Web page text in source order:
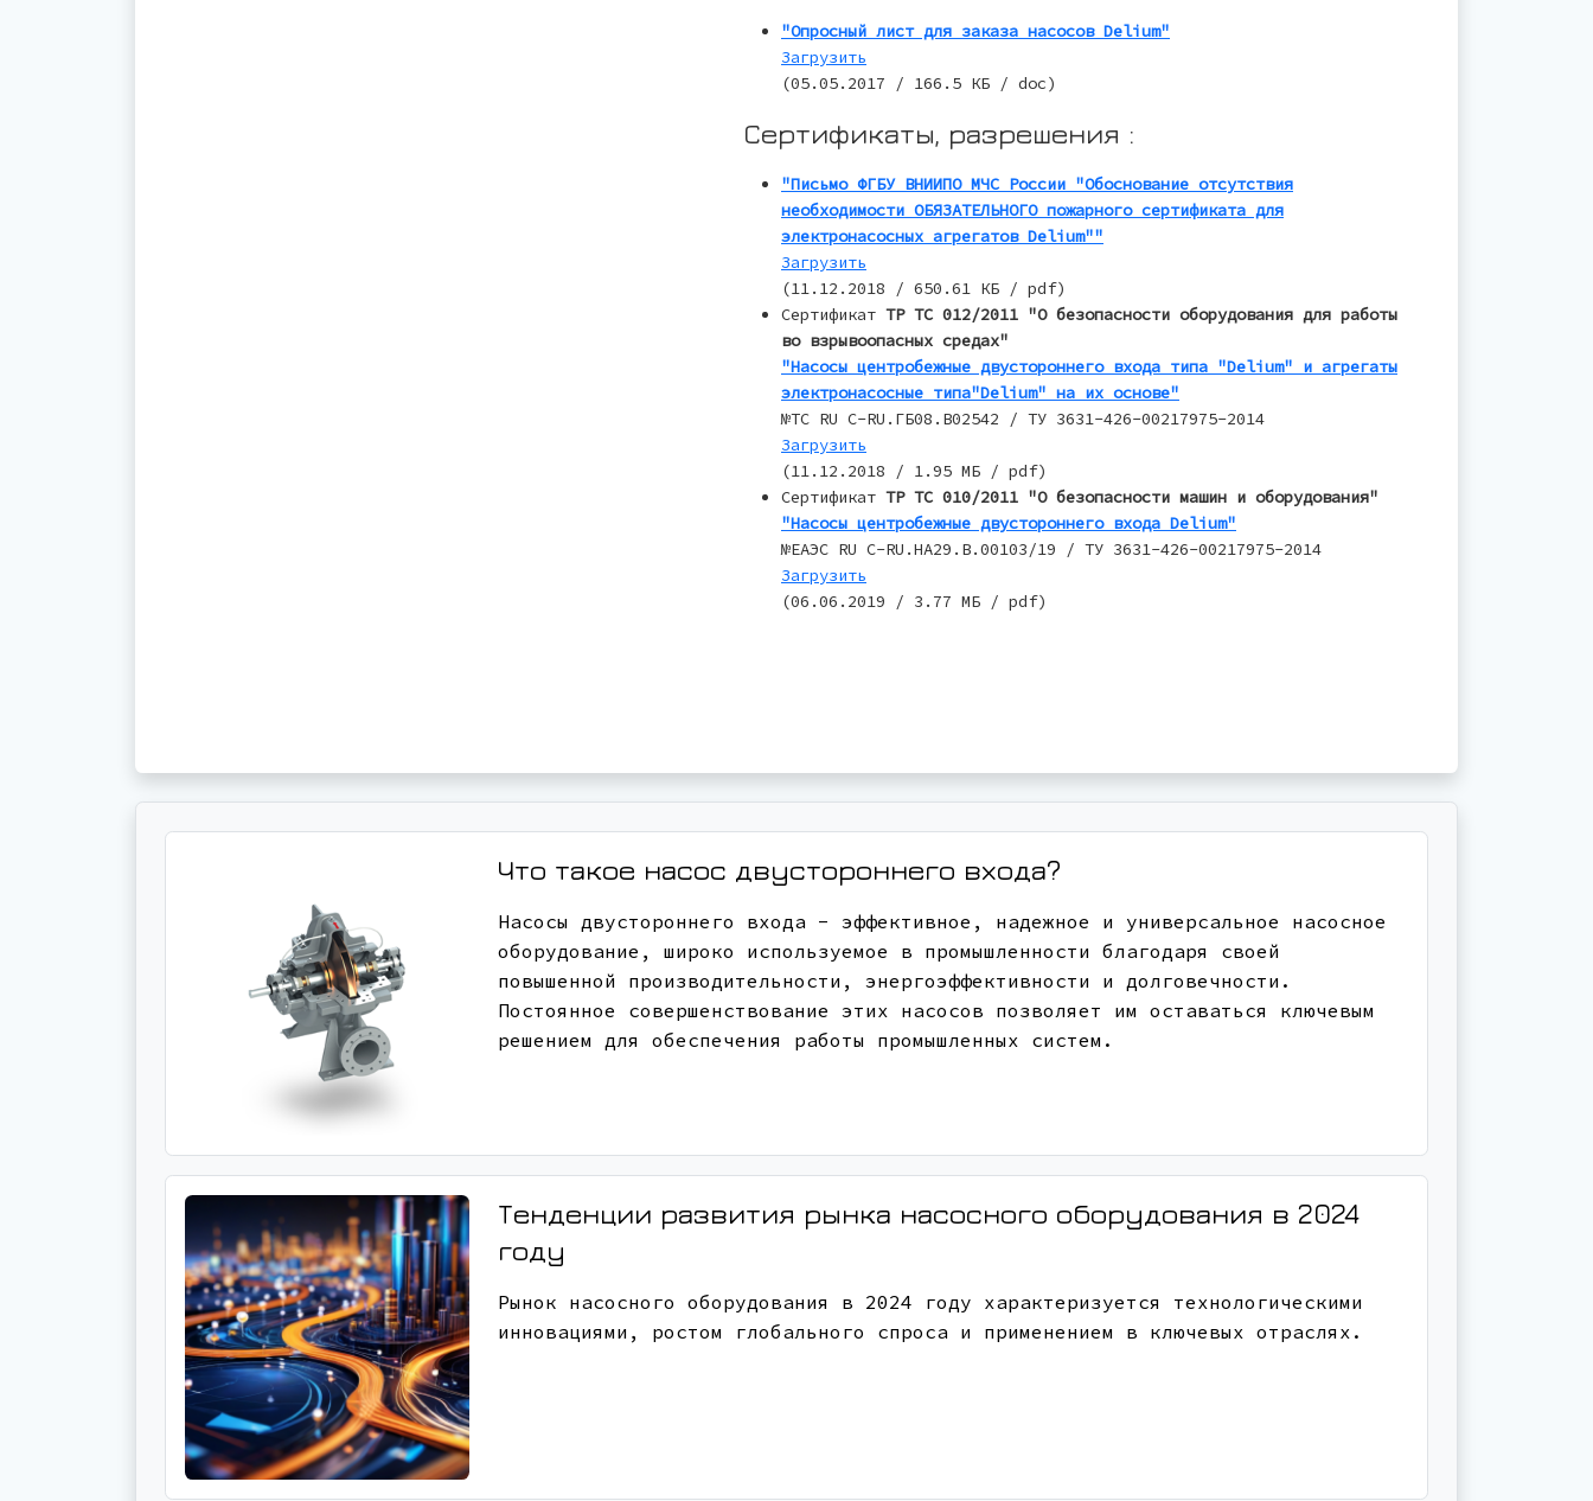
"Опросный лист для заказа насосов Delium"
Загрузить
(05.05.2017 / 166.5 КБ / doc)
Сертификаты, разрешения :
"Письмо ФГБУ ВНИИПО МЧС России "Обоснование отсутствия
необходимости ОБЯЗАТЕЛЬНОГО пожарного сертификата для
электронасосных агрегатов Delium""
Загрузить
(11.12.2018 / 650.61 КБ / pdf)
Сертификат ТР ТС 012/2011 "О безопасности оборудования для работы
во взрывоопасных средах"
"Насосы центробежные двустороннего входа типа "Delium" и агрегаты
электронасосные типа"Delium" на их основе"
№TC RU С-RU.ГБ08.В02542 / ТУ 3631-426-00217975-2014
Загрузить
(11.12.2018 / 1.95 МБ / pdf)
Сертификат ТР ТС 010/2011 "О безопасности машин и оборудования"
"Насосы центробежные двустороннего входа Delium"
№ЕАЭС RU C-RU.НА29.В.00103/19 / ТУ 3631-426-00217975-2014
Загрузить
(06.06.2019 / 3.77 МБ / pdf)
Что такое насос двустороннего входа?
Насосы двустороннего входа - эффективное, надежное и универсальное насосное
оборудование, широко используемое в промышленности благодаря своей
повышенной производительности, энергоэффективности и долговечности.
Постоянное совершенствование этих насосов позволяет им оставаться ключевым
решением для обеспечения работы промышленных систем.
Тенденции развития рынка насосного оборудования в 2024
году
Рынок насосного оборудования в 2024 году характеризуется технологическими
инновациями, ростом глобального спроса и применением в ключевых отраслях.